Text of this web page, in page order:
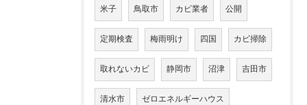
米子 鳥取市 カビ業者 公開
定期検査 梅雨明け 四国 カビ掃除
取れないカビ 静岡市 沼津 吉田市
清水市 ゼロエネルギーハウス